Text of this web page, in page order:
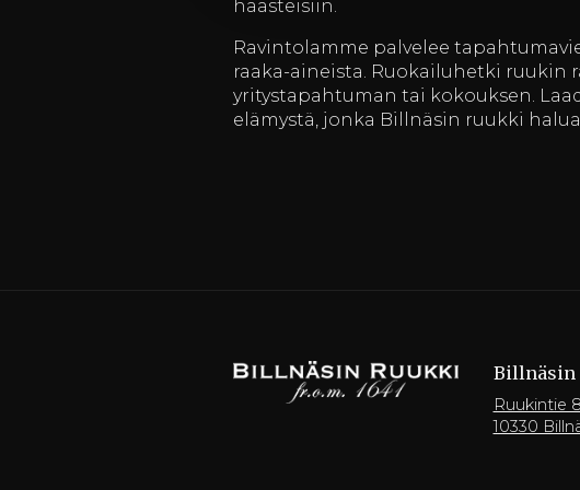
haasteisiin.
Ravintolamme palvelee
raaka-aineista. Ruokailuhetki ruukin
yritystapahtuman tai kokouksen.
elämystä, jonka Billnäsin ruukki
Ruukintie 8
10330